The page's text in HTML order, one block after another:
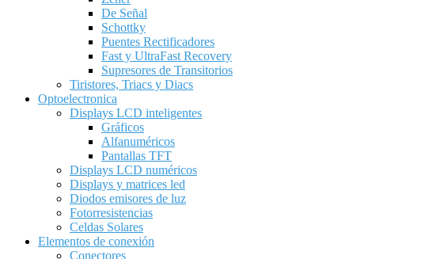
De Señal
Schottky
Puentes Rectificadores
Fast y UltraFast Recovery
Supresores de Transitorios
Tiristores, Triacs y Diacs
Optoelectronica
Displays LCD inteligentes
Gráficos
Alfanuméricos
Pantallas TFT
Displays LCD numéricos
Displays y matrices led
Diodos emisores de luz
Fotorresistencias
Celdas Solares
Elementos de conexión
Conectores